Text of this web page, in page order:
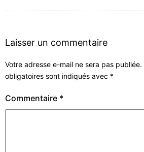
Laisser un commentaire
Votre adresse e-mail ne sera pas publiée.
obligatoires sont indiqués avec *
Commentaire *